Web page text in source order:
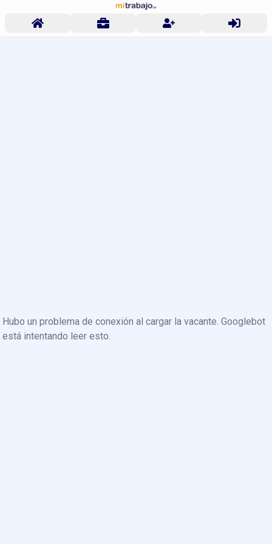
Hubo un problema de conexión al cargar la vacante. Googlebot
está intentando leer esto.